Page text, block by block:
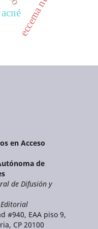
acné
en Acceso
de
de Difusión y
#940, EAA piso 9,
CP 20100